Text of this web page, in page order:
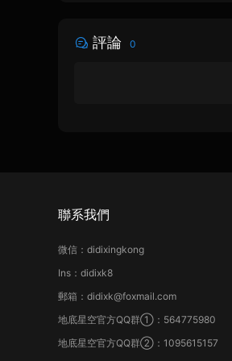
評論 0
聯系我們
微信：didixingkong
Ins：didixk8
郵箱：didixk@foxmail.com
地底星空官方QQ群①：564775980
地底星空官方QQ群②：1095615157